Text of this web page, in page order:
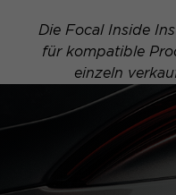
Die Focal Inside
für kompatible
einzeln